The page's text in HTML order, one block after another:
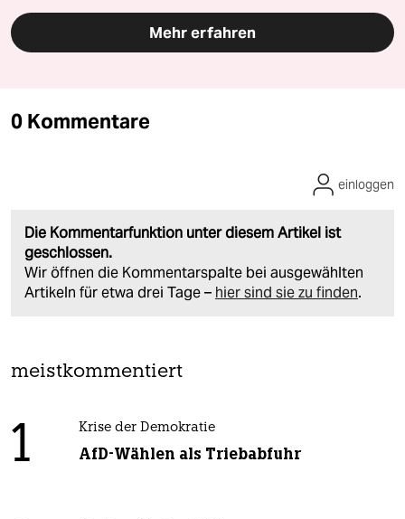
Mehr erfahren
0 Kommentare
Die Kommentarfunktion unter diesem Artikel ist
geschlossen.
Wir öffnen die Kommentarspalte bei ausgewählten
Artikeln für etwa drei Tage – hier sind sie zu finden.
einloggen
meistkommentiert
1 Krise der Demokratie
AfD-Wählen als Triebabfuhr